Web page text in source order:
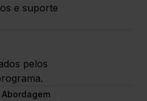
e suporte
pelos